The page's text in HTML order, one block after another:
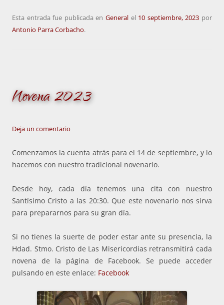
Esta entrada fue publicada en General el 10 septiembre, 2023 por
Antonio Parra Corbacho.
Novena 2023
Deja un comentario
Comenzamos la cuenta atrás para el 14 de septiembre, y lo
hacemos con nuestro tradicional novenario.
Desde hoy, cada día tenemos una cita con nuestro
Santísimo Cristo a las 20:30. Que este novenario nos sirva
para prepararnos para su gran día.
Si no tienes la suerte de poder estar ante su presencia, la
Hdad. Stmo. Cristo de Las Misericordias retransmitirá cada
novena de la página de Facebook. Se puede acceder
pulsando en este enlace: Facebook